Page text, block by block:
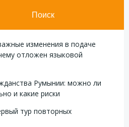
Поиск
изменения в подаче
отложен языковой
Румынии: можно ли
и какие риски
тур повторных